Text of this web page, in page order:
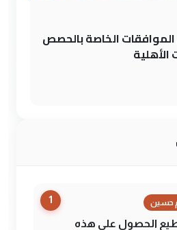
الخاصة بالحصص
الأهلية
1 حسين
الحصول على هذه